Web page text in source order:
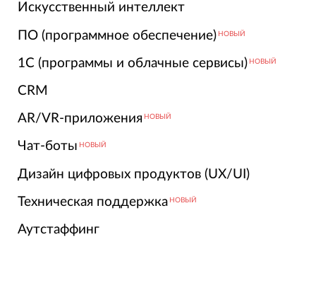
Искусственный интеллект
ПО (программное обеспечение) НОВЫЙ
1С (программы и облачные сервисы) НОВЫЙ
CRM
AR/VR-приложения НОВЫЙ
Чат-боты НОВЫЙ
Дизайн цифровых продуктов (UX/UI)
Техническая поддержка НОВЫЙ
Аутстаффинг